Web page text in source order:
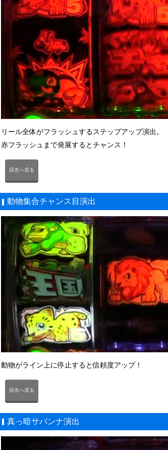
リール全体がフラッシュするステップアップ演出。
赤フラッシュまで発展するとチャンス！
目次へ戻る
動物集合チャンス目演出
動物がライン上に停止すると信頼度アップ！
目次へ戻る
真っ暗サバンナ演出